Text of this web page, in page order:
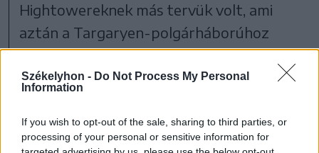
Székelyhon - Do Not Process My Personal
Information
If you wish to opt-out of the sale, sharing to third parties, or
processing of your personal or sensitive information for
Hightowereknek más tervük volt, ami
aztán a Targaryen-polgárháborúhoz
vezetett, ami azóta is szedi az áldozatait
mindkét oldalon. Rhaneyra
dicsőséges és magasztos, sőt inkább
gyászos és méltatlan: miután az királyi